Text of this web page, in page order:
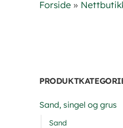
Forside »
Sand, singel og grus
Sand